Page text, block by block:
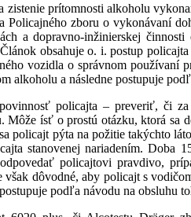
zistenie prítomnosti alkoholu
Policajného zboru o vykonávaní
a dopravno-inžinierskej
obsahuje o. i. postup
vozidla o správnom používaní
alkoholu a následne postupuje
policajta – preveriť, či
Môže ísť o prostú otázku, ktorá sa
policajt pýta na požitie takýchto
stanovenej nariadením.
policajtovi pravdivo,
dôvodné, aby policajt s
podľa návodu na obsluhu